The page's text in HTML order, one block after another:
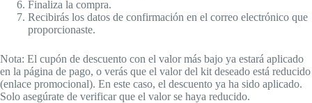
Finaliza la compra.
Recibirás los datos de confirmación en el correo electrónico que
proporcionaste.
Nota: El cupón de descuento con el valor más bajo ya estará aplicado
en la página de pago, o verás que el valor del kit deseado está reducido
(enlace promocional). En este caso, el descuento ya ha sido aplicado.
Solo asegúrate de verificar que el valor se haya reducido.